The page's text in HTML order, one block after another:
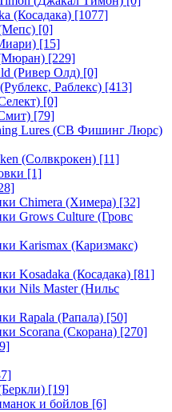
(Косадака) [1077]
[0]
[15]
[229]
(Ривер Олд) [0]
Раблекс) [413]
[0]
[79]
Lures (СВ Фишинг Люрс)
(Солвкрокен) [11]
[1]
Chimera (Химера) [32]
Grows Culture (Гровс
Karismax (Каризмакс)
Kosadaka (Косадака) [81]
Nils Master (Нильс
Rapala (Рапала) [50]
Scorana (Скорана) [270]
[19]
и бойлов [6]